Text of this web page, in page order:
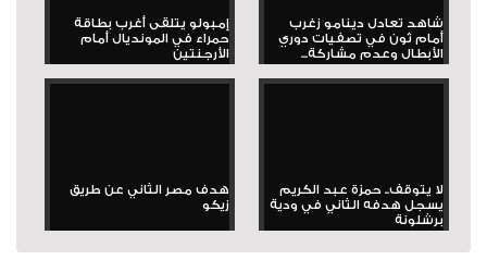
شاهد تعادل دينامو زغرب
أمام ثون في تصفيات دوري
الأبطال وعدم مشاركة...
إمبولو يتلقى أغرب بطاقة
حمراء في المونديال أمام
الأرجنتين
لا يتوقف.. حمزة عبد الكريم
يسجل هدفه الثاني في ودية
برشلونة
هدف مصر الثاني عن طريق
زيكو